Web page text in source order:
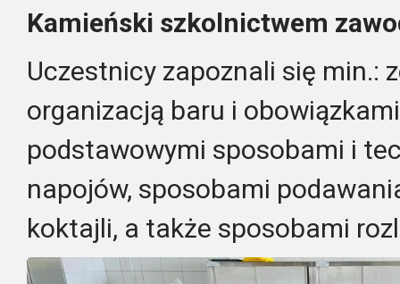
Kamieński szkolnictwem
Uczestnicy zapoznali się min.:
organizacją baru i
podstawowymi sposobami i
napojów, sposobami
koktajli, a także sposobami